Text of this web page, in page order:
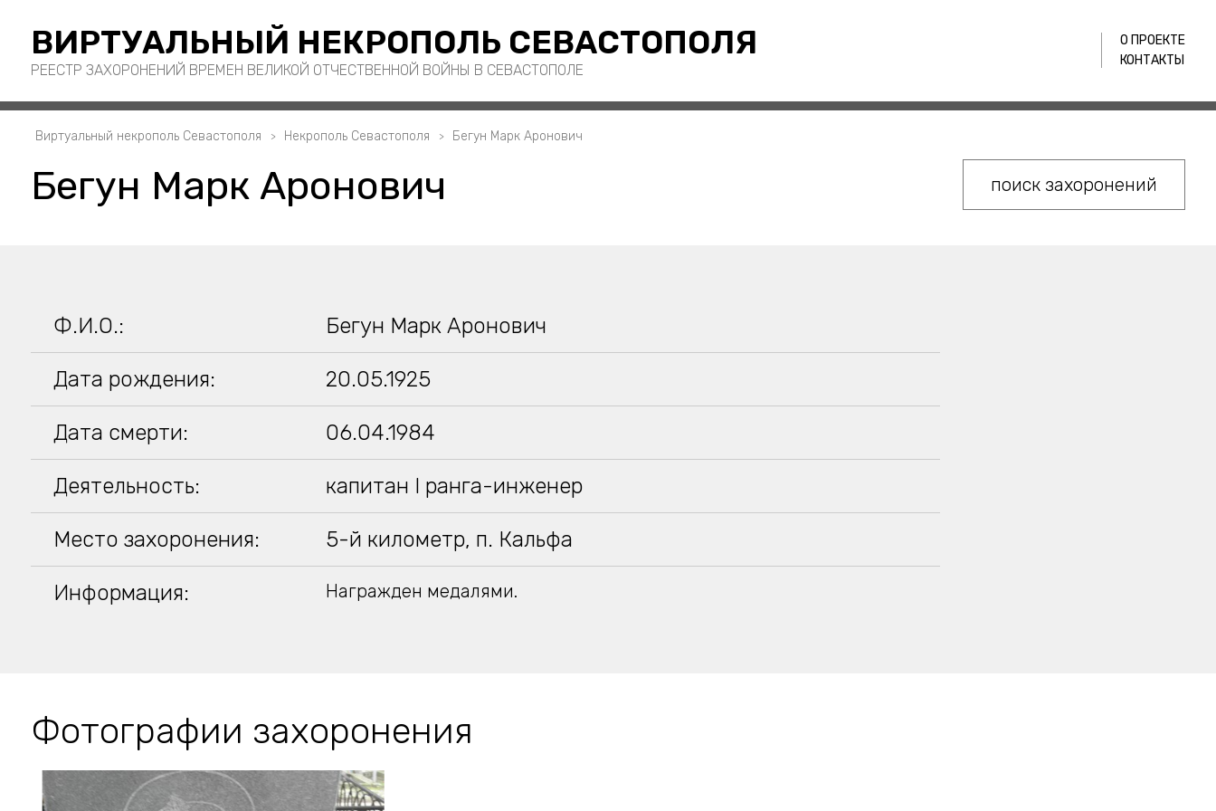
ВИРТУАЛЬНЫЙ НЕКРОПОЛЬ СЕВАСТОПОЛЯ
РЕЕСТР ЗАХОРОНЕНИЙ ВРЕМЕН ВЕЛИКОЙ ОТЧЕСТВЕННОЙ ВОЙНЫ В СЕВАСТОПОЛЕ
О ПРОЕКТЕ
КОНТАКТЫ
Виртуальный некрополь Севастополя Некрополь Севастополя Бегун Марк Аронович
Бегун Марк Аронович поиск захоронений
Ф.И.О.: Бегун Марк Аронович
Дата рождения: 20.05.1925
Дата смерти: 06.04.1984
Деятельность: капитан I ранга-инженер
Место захоронения: 5-й километр, п. Кальфа
Информация: Награжден медалями.
Фотографии захоронения